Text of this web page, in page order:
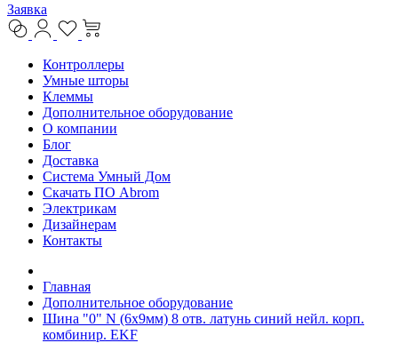
Заявка
Контроллеры
Умные шторы
Клеммы
Дополнительное оборудование
О компании
Блог
Доставка
Система Умный Дом
Скачать ПО Abrom
Электрикам
Дизайнерам
Контакты
Главная
Дополнительное оборудование
Шина "0" N (6x9мм) 8 отв. латунь синий нейл. корп.
комбинир. EKF